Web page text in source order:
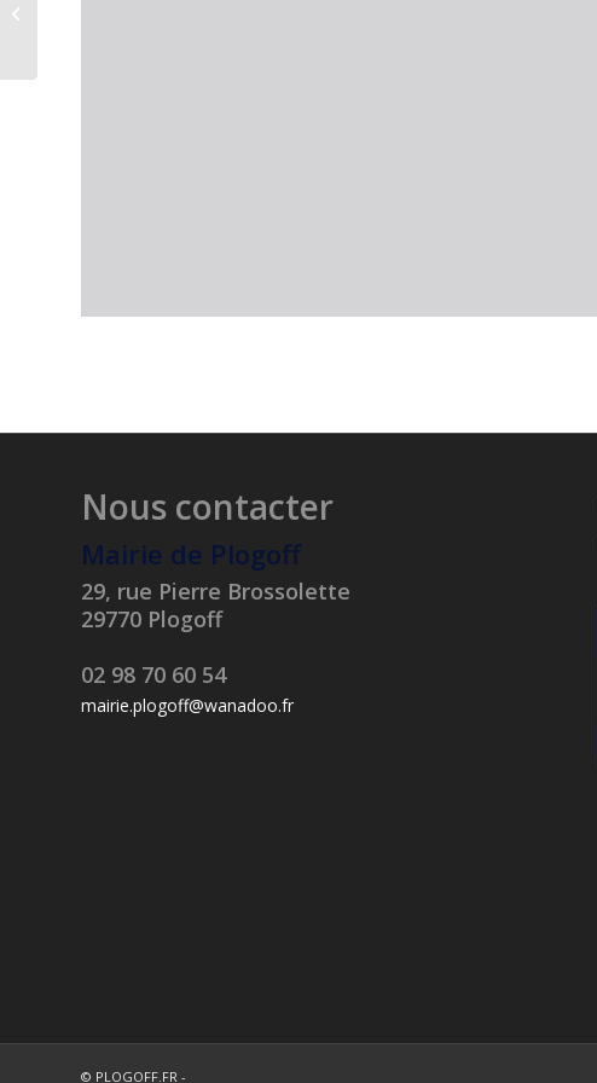
Nous contacter
Mairie de Plogoff
29, rue Pierre Brossolette
29770 Plogoff
02 98 70 60 54
mairie.plogoff@wanadoo.fr
© PLOGOFF.FR -